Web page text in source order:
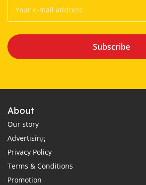
Subscribe
About
Our story
Advertising
Privacy Policy
Terms & Conditions
Promotion